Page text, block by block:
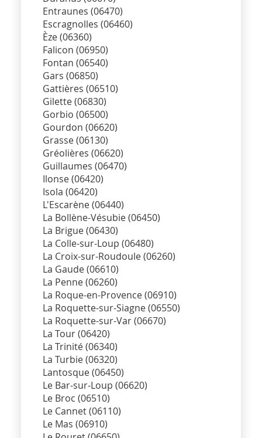
Entraunes (06470)
Escragnolles (06460)
Èze (06360)
Falicon (06950)
Fontan (06540)
Gars (06850)
Gattières (06510)
Gilette (06830)
Gorbio (06500)
Gourdon (06620)
Grasse (06130)
Gréolières (06620)
Guillaumes (06470)
Ilonse (06420)
Isola (06420)
L'Escarène (06440)
La Bollène-Vésubie (06450)
La Brigue (06430)
La Colle-sur-Loup (06480)
La Croix-sur-Roudoule (06260)
La Gaude (06610)
La Penne (06260)
La Roque-en-Provence (06910)
La Roquette-sur-Siagne (06550)
La Roquette-sur-Var (06670)
La Tour (06420)
La Trinité (06340)
La Turbie (06320)
Lantosque (06450)
Le Bar-sur-Loup (06620)
Le Broc (06510)
Le Cannet (06110)
Le Mas (06910)